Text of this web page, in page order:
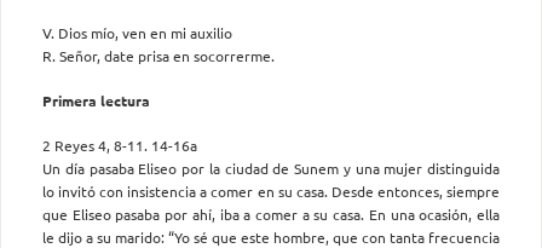
V. Dios mío, ven en mi auxilio
R. Señor, date prisa en socorrerme.
Primera lectura
2 Reyes 4, 8-11. 14-16a
Un día pasaba Eliseo por la ciudad de Sunem y una mujer distinguida
lo invitó con insistencia a comer en su casa. Desde entonces, siempre
que Eliseo pasaba por ahí, iba a comer a su casa. En una ocasión, ella
le dijo a su marido: “Yo sé que este hombre, que con tanta frecuencia